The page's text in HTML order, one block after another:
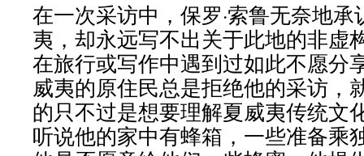
在一次采访中，保罗·索鲁无奈地
夷，却永远写不出关于此地的非虚
在旅行或写作中遇到过如此不愿分
威夷的原住民总是拒绝他的采访，
的只不过是想要理解夏威夷传统文
听说他的家中有蜂箱，一些准备乘